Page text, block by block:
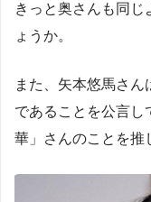
きっと奥さんも同じ
ょうか。
また、矢本悠馬さ
であることを公言し
華」さんのことを推